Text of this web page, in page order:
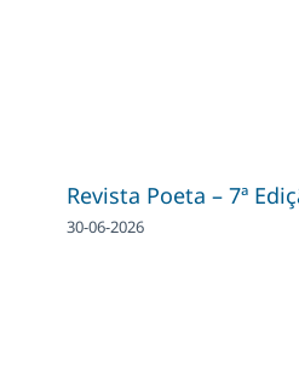
Revista Poeta – 7ª
30-06-2026